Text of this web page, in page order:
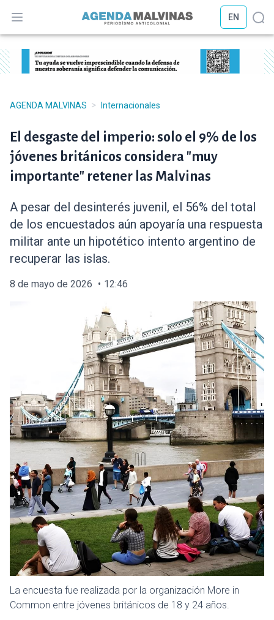
Abrir menú
EN
AGENDA MALVINAS > Internacionales
El desgaste del imperio: solo el 9% de los
jóvenes británicos considera "muy
importante" retener las Malvinas
A pesar del desinterés juvenil, el 56% del total
de los encuestados aún apoyaría una respuesta
militar ante un hipotético intento argentino de
recuperar las islas.
8 de mayo de 2026 12:46
La encuesta fue realizada por la organización More in
Common entre jóvenes británicos de 18 y 24 años.